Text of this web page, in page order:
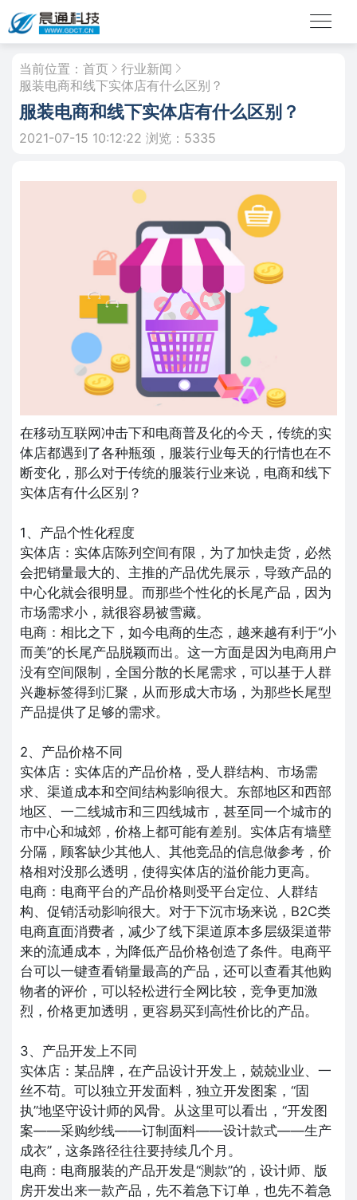
当前位置： 首页
行业新闻
服装电商和线下实体店有什么区别？
服装电商和线下实体店有什么区别？
2021-07-15 10:12:22 浏览：5335
在移动互联网冲击下和电商普及化的今天，传统的实
体店都遇到了各种瓶颈，服装行业每天的行情也在不
断变化，那么对于传统的服装行业来说，电商和线下
实体店有什么区别？
1、产品个性化程度
实体店：实体店陈列空间有限，为了加快走货，必然
会把销量最大的、主推的产品优先展示，导致产品的
中心化就会很明显。而那些个性化的长尾产品，因为
市场需求小，就很容易被雪藏。
电商：相比之下，如今电商的生态，越来越有利于“小
而美”的长尾产品脱颖而出。这一方面是因为电商用户
没有空间限制，全国分散的长尾需求，可以基于人群
兴趣标签得到汇聚，从而形成大市场，为那些长尾型
产品提供了足够的需求。
2、产品价格不同
实体店：实体店的产品价格，受人群结构、市场需
求、渠道成本和空间结构影响很大。东部地区和西部
地区、一二线城市和三四线城市，甚至同一个城市的
市中心和城郊，价格上都可能有差别。实体店有墙壁
分隔，顾客缺少其他人、其他竞品的信息做参考，价
格相对没那么透明，使得实体店的溢价能力更高。
电商：电商平台的产品价格则受平台定位、人群结
构、促销活动影响很大。对于下沉市场来说，B2C类
电商直面消费者，减少了线下渠道原本多层级渠道带
来的流通成本，为降低产品价格创造了条件。电商平
台可以一键查看销量最高的产品，还可以查看其他购
物者的评价，可以轻松进行全网比较，竞争更加激
烈，价格更加透明，更容易买到高性价比的产品。
3、产品开发上不同
实体店：某品牌，在产品设计开发上，兢兢业业、一
丝不苟。可以独立开发面料，独立开发图案，“固
执”地坚守设计师的风骨。从这里可以看出，“开发图
案——采购纱线——订制面料——设计款式——生产
成衣”，这条路径往往要持续几个月。
电商：电商服装的产品开发是“测款”的，设计师、版
房开发出来一款产品，先不着急下订单，也先不着急